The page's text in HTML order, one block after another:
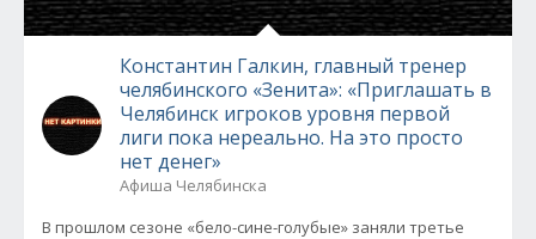
Константин Галкин, главный тренер
челябинского «Зенита»: «Приглашать в
Челябинск игроков уровня первой
лиги пока нереально. На это просто
нет денег»
Афиша Челябинска
В прошлом сезоне «бело-сине-голубые» заняли третье